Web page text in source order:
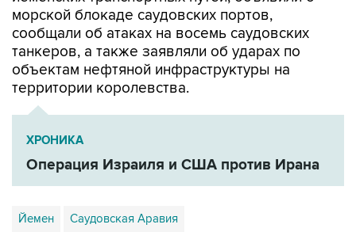
морской блокаде саудовских портов,
сообщали об атаках на восемь саудовских
танкеров, а также заявляли об ударах по
объектам нефтяной инфраструктуры на
территории королевства.
ХРОНИКА
Операция Израиля и США против Ирана
Йемен Саудовская Аравия